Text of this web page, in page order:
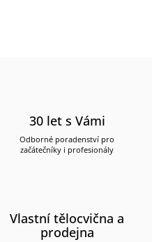
30 let s Vámi
Odborné poradenství pro
začátečníky i profesionály
Vlastní tělocvična a
prodejna